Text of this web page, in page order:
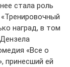
стала роль
наград, в том
«Все о
принесший ей